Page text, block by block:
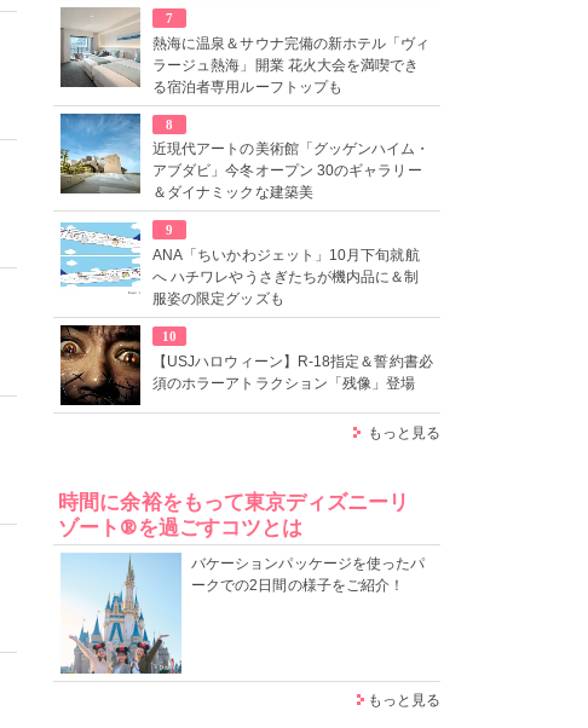
7
熱海に温泉＆サウナ完備の新ホテル「ヴィ
ラージュ熱海」開業 花火大会を満喫でき
る宿泊者専用ルーフトップも
8
近現代アートの美術館「グッゲンハイム・
アブダビ」今冬オープン 30のギャラリー
＆ダイナミックな建築美
9
ANA「ちいかわジェット」10月下旬就航
へ ハチワレやうさぎたちが機内品に＆制
服姿の限定グッズも
10
【USJハロウィーン】R-18指定＆誓約書必
須のホラーアトラクション「残像」登場
もっと見る
時間に余裕をもって東京ディズニーリ
ゾート®を過ごすコツとは
バケーションパッケージを使ったパ
ークでの2日間の様子をご紹介！
もっと見る